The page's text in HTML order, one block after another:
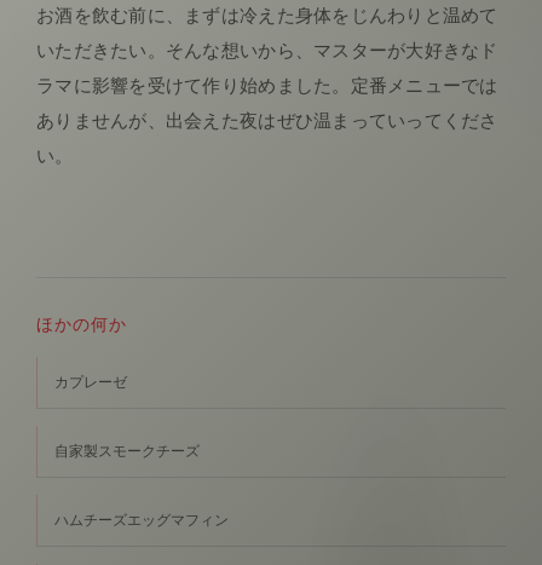
お酒を飲む前に、まずは冷えた身体をじんわりと温めて
いただきたい。そんな想いから、マスターが大好きなド
ラマに影響を受けて作り始めました。定番メニューでは
ありませんが、出会えた夜はぜひ温まっていってくださ
い。
ほかの何か
カプレーゼ
自家製スモークチーズ
ハムチーズエッグマフィン